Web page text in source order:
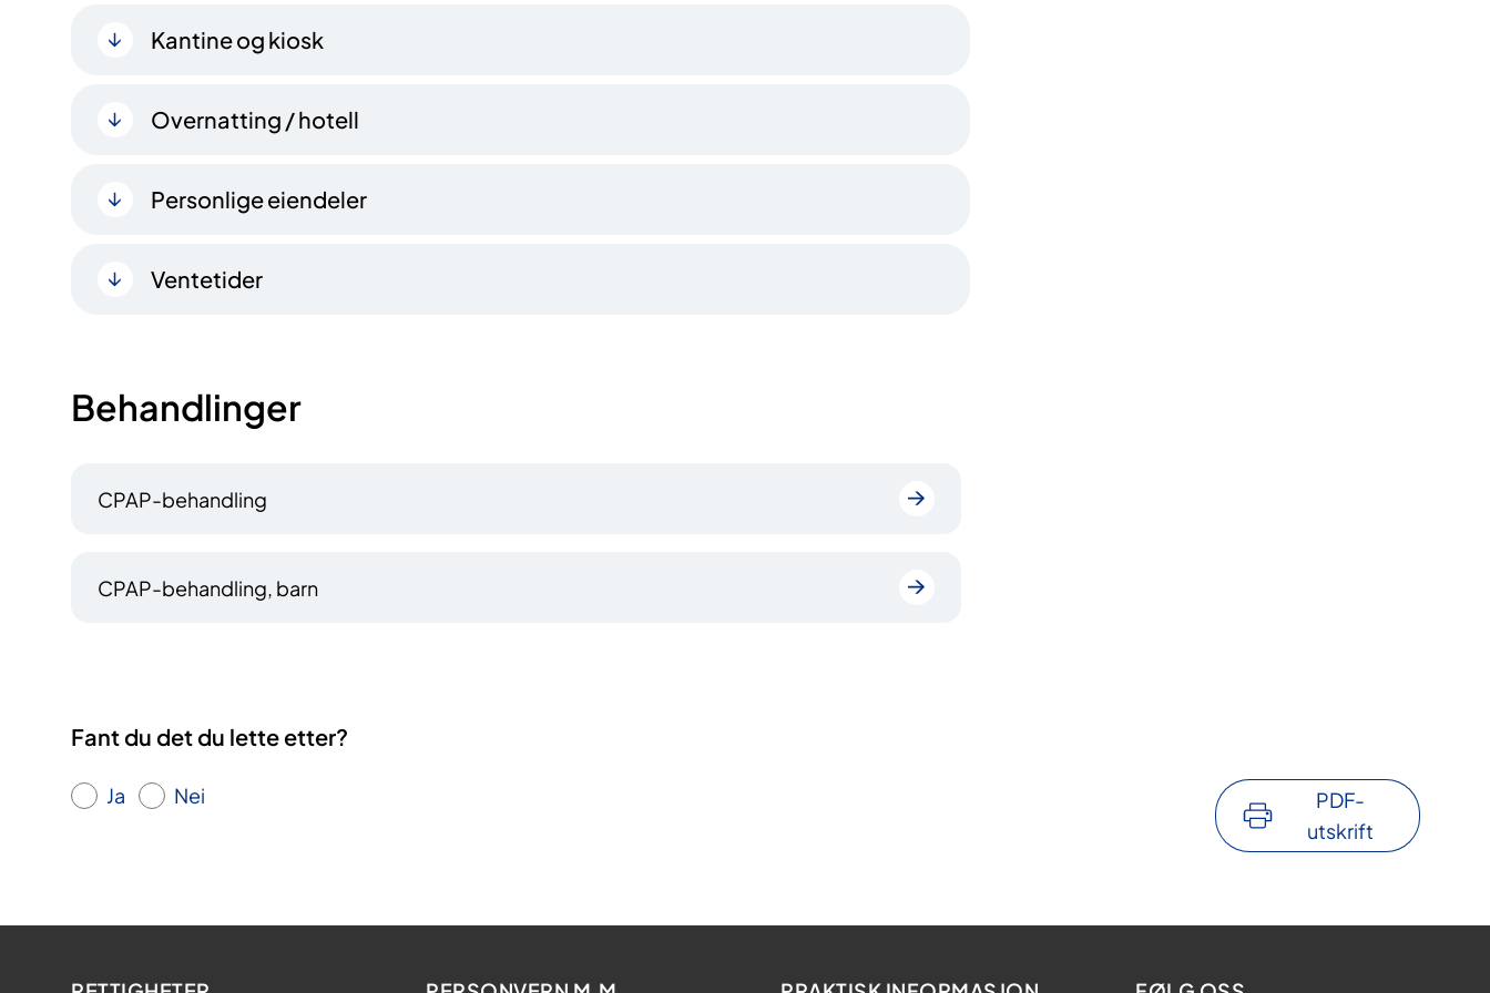
Kantine og kiosk
Overnatting / hotell
Personlige eiendeler
Ventetider
Behandlinger
CPAP-behandling
CPAP-behandling, barn
Fant du det du lette etter?
Ja Nei
PDF-
utskrift